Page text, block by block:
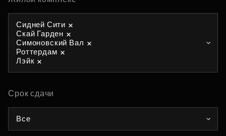
Сидней Сити
Скай Гарден
Симоновский Вал
Роттердам
Лэйк
Срок сдачи
Все